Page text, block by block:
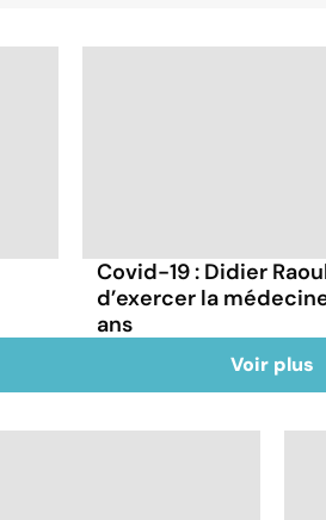
Covid-19 : Didier
d’exercer la
ans
Voir plus